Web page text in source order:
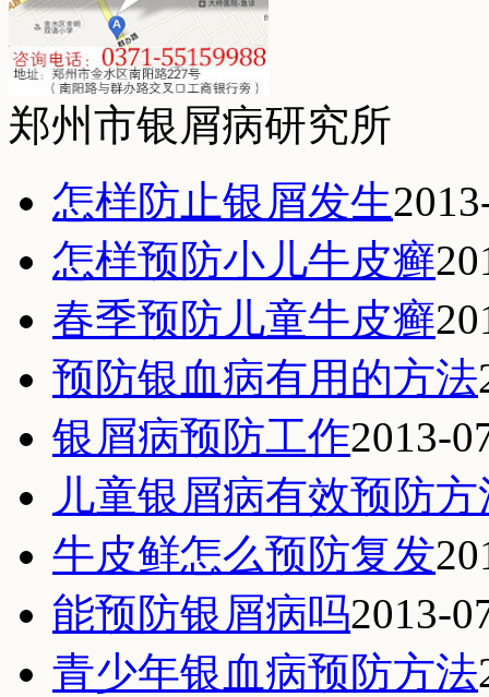
郑州市银屑病研究所
怎样防止银屑发生
怎样预防小儿牛皮癣
春季预防儿童牛皮癣
预防银血病有用的方法
银屑病预防工作2013-
儿童银屑病有效预防方
牛皮鲜怎么预防复发
能预防银屑病吗2013-
青少年银血病预防方法